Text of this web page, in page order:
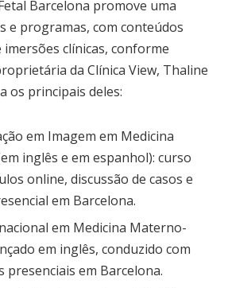
Barcelona promove uma
e programas, com conteúdos
clínicas, conforme
da Clínica View, Thaline
os principais deles:
em Imagem em Medicina
inglês e em espanhol): curso
online, discussão de casos e
em Barcelona.
em Medicina Materno-
em inglês, conduzido com
presenciais em Barcelona.